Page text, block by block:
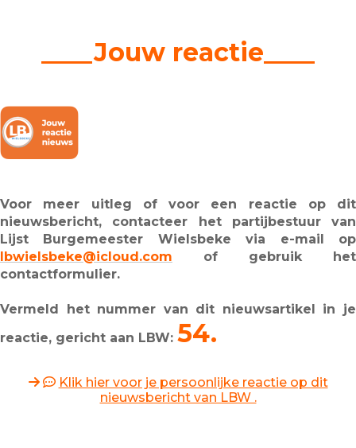
____Jouw reactie____
Voor meer uitleg of voor een reactie op dit
nieuwsbericht, contacteer het partijbestuur van
Lijst Burgemeester Wielsbeke via e-mail op
lbwielsbeke@icloud.com
of gebruik het
contactformulier.
Vermeld het nummer van dit nieuwsartikel in je
reactie, gericht aan LBW: 54.
Klik hier voor je persoonlijke reactie op dit
nieuwsbericht van LBW .